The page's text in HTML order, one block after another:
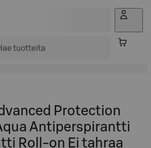
Protection
Antiperspirantti
Roll-on Ei tahraa